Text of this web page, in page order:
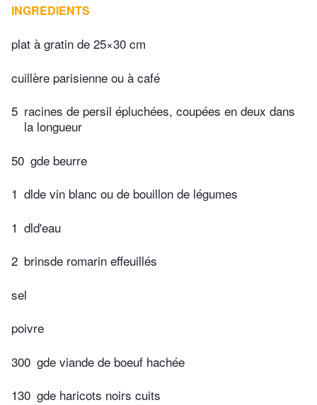
INGREDIENTS
plat à gratin de 25×30 cm
cuillère parisienne ou à café
5 racines de persil épluchées, coupées en deux dans
la longueur
50 gde beurre
1 dlde vin blanc ou de bouillon de légumes
1 dld'eau
2 brinsde romarin effeuillés
sel
poivre
300 gde viande de boeuf hachée
130 gde haricots noirs cuits